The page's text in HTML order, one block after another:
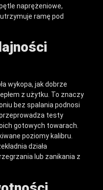
naprężeniowe,
ramę pod
wykopa, jak dobrze
z użytku. To znaczy
bez spalania podnosi
testy
gotowych towarach.
poziomy kalibru.
działa
lub zanikania z